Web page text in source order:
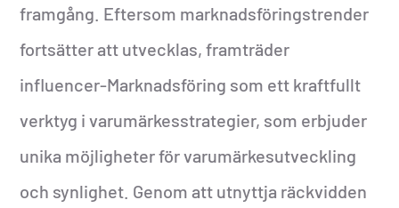
framgång. Eftersom marknadsföringstrender
fortsätter att utvecklas, framträder
influencer-Marknadsföring som ett kraftfullt
verktyg i varumärkesstrategier, som erbjuder
unika möjligheter för varumärkesutveckling
och synlighet. Genom att utnyttja räckvidden